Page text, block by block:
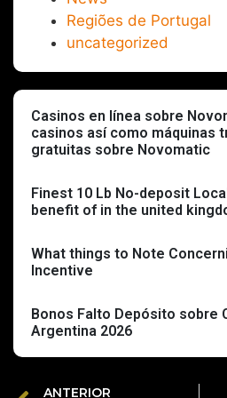
Regiões de Portugal
uncategorized
Casinos en línea sobre
casinos así­ como máquinas
gratuitas sobre Novomatic
Finest 10 Lb No-deposit
benefit of in the united
What things to Note
Incentive
Bonos Falto Depósito sobre
Argentina 2026
ANTERIOR